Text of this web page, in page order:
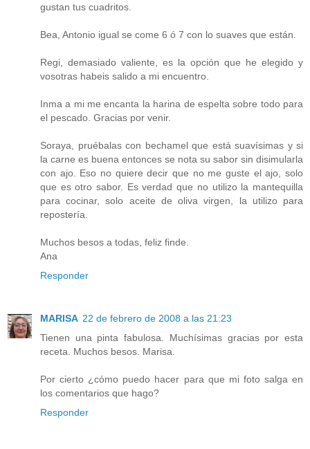
gustan tus cuadritos.
Bea, Antonio igual se come 6 ó 7 con lo suaves que están.
Regi, demasiado valiente, es la opción que he elegido y
vosotras habeis salido a mi encuentro.
Inma a mi me encanta la harina de espelta sobre todo para
el pescado. Gracias por venir.
Soraya, pruébalas con bechamel que está suavísimas y si
la carne es buena entonces se nota su sabor sin disimularla
con ajo. Eso no quiere decir que no me guste el ajo, solo
que es otro sabor. Es verdad que no utilizo la mantequilla
para cocinar, solo aceite de oliva virgen, la utilizo para
repostería.
Muchos besos a todas, feliz finde.
Ana
Responder
MARISA 22 de febrero de 2008 a las 21:23
Tienen una pinta fabulosa. Muchísimas gracias por esta
receta. Muchos besos. Marisa.
Por cierto ¿cómo puedo hacer para que mi foto salga en
los comentarios que hago?
Responder